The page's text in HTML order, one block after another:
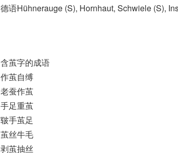
德语Hühnerauge (S)​, Hornhaut, Schwiele (S)​,
含茧字的成语
作茧自缚
老蚕作茧
手足重茧
皲手茧足
茧丝牛毛
剥茧抽丝